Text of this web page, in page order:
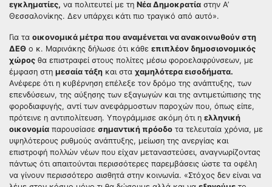
εγκληματίες, να πολιτευτεί με τη Νέα Δημοκρατία στην Α’
Θεσσαλονίκης. Δεν υπάρχει κάτι πιο τραγικό από αυτό».
Για τα οικονομικά μέτρα που αναμένεται να ανακοινωθούν στη
ΔΕΘ ο κ. Μαρινάκης δήλωσε ότι κάθε επιπλέον δημοσιονομικός
χώρος θα επιστραφεί στους πολίτες μέσω φοροελαφρύνσεων, με
έμφαση στη μεσαία τάξη και στα χαμηλότερα εισοδήματα.
Ανέφερε ότι η κυβέρνηση επέλεξε τον δρόμο της ανάπτυξης, των
επενδύσεων, της αύξησης των εξαγωγών και της αντιμετώπισης της
φοροδιαφυγής, αντί των ανεφάρμοστων παροχών που, όπως είπε,
πρότεινε η αντιπολίτευση. Υπογράμμισε ακόμη ότι η ελληνική
οικονομία παρουσίασε σημαντική πρόοδο τα τελευταία χρόνια, με
υψηλότερους ρυθμούς ανάπτυξης, μείωση της ανεργίας και
επιστροφή πολλών νέων που είχαν μεταναστεύσει, αναγνωρίζοντας
πάντως ότι απαιτούνται περισσότερες παρεμβάσεις ώστε τα οφέλη
να γίνουν περισσότερο αισθητά στην κοινωνία. «Στόχος δεν είναι να